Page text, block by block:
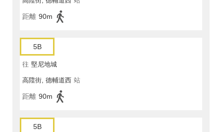
距離 90m
5B
往 堅尼地城
高陞街, 德輔道西 站
距離 90m
5B